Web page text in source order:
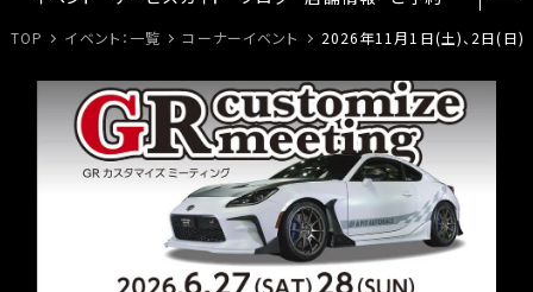
TOP イベント：一覧 コーナーイベント 2026年11月1日(土)、2日(日